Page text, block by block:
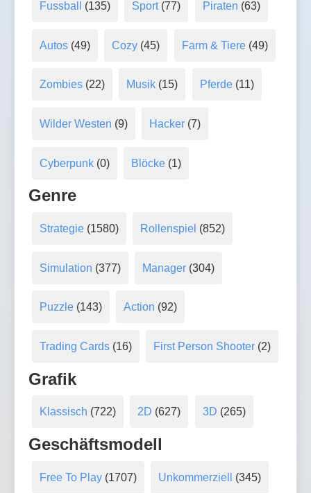
Fussball (135) Sport(77) Piraten (63)
Autos(49) Cozy (45) Farm & Tiere(49)
Zombies(22) Musik (15) Pferde(11)
Wilder Westen (9) Hacker (7)
Cyberpunk(0) Blöcke (1)
Genre
Strategie(1580) Rollenspiel (852)
Simulation (377) Manager (304)
Puzzle(143) Action (92)
Trading Cards(16) First Person Shooter (2)
Grafik
Klassisch (722) 2D (627) 3D (265)
Geschäftsmodell
Free To Play(1707) Unkommerziell (345)